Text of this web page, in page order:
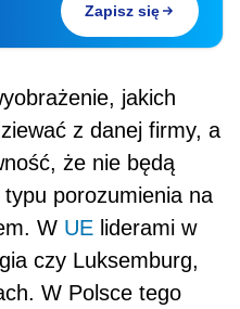
Zapisz się
jakich
z danej firmy, a
że nie będą
porozumienia na
W UE liderami w
czy Luksemburg,
W Polsce tego